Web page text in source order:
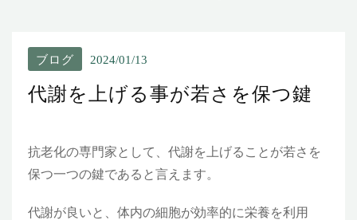
ブログ 2024/01/13
代謝を上げる事が若さを保つ鍵
抗老化の専門家として、代謝を上げることが若さを
保つ一つの鍵であると言えます。
代謝が良いと、体内の細胞が効率的に栄養を利用